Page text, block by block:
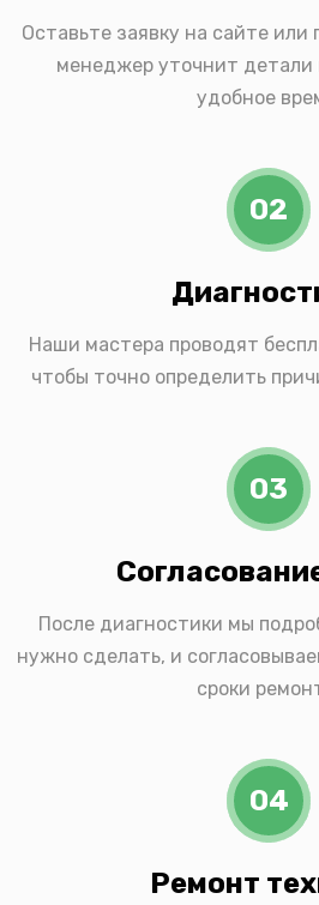
Оставьте заявку на сайте
менеджер уточнит детали
удобное
02
Наши мастера проводят
чтобы точно определить
03
После диагностики мы
нужно сделать, и
сроки
04
Ремонт